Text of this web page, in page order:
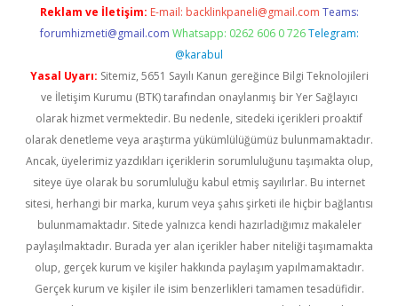
Reklam ve İletişim: E-mail: backlinkpaneli@gmail.com Teams:
forumhizmeti@gmail.com Whatsapp: 0262 606 0 726 Telegram:
@karabul
Yasal Uyarı: Sitemiz, 5651 Sayılı Kanun gereğince Bilgi Teknolojileri
ve İletişim Kurumu (BTK) tarafından onaylanmış bir Yer Sağlayıcı
olarak hizmet vermektedir. Bu nedenle, sitedeki içerikleri proaktif
olarak denetleme veya araştırma yükümlülüğümüz bulunmamaktadır.
Ancak, üyelerimiz yazdıkları içeriklerin sorumluluğunu taşımakta olup,
siteye üye olarak bu sorumluluğu kabul etmiş sayılırlar. Bu internet
sitesi, herhangi bir marka, kurum veya şahıs şirketi ile hiçbir bağlantısı
bulunmamaktadır. Sitede yalnızca kendi hazırladığımız makaleler
paylaşılmaktadır. Burada yer alan içerikler haber niteliği taşımamakta
olup, gerçek kurum ve kişiler hakkında paylaşım yapılmamaktadır.
Gerçek kurum ve kişiler ile isim benzerlikleri tamamen tesadüfidir.